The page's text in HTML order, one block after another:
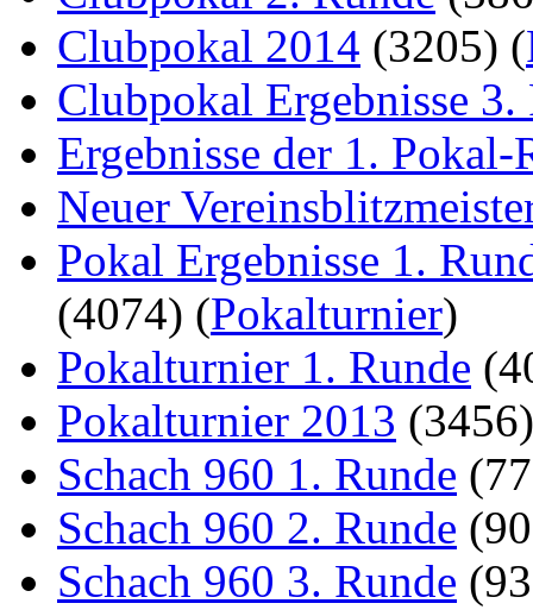
Clubpokal 2014 (3205) (
Clubpokal Ergebnisse 3.
Ergebnisse der 1. Pokal-
Neuer
Pokal Ergebnisse 1.
(4074) (Pokalturnier)
Pokalturnier 1. Runde
Pokalturnier 2013
Schach 960 1. Runde
Schach 960 2. Runde
Schach 960 3. Runde